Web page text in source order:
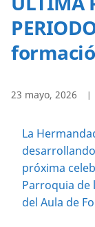
23 mayo, 2026
La
próxima
Parroquia de
del Aula de